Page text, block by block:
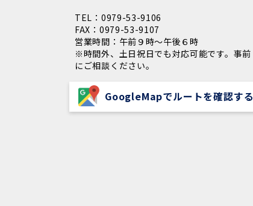
TEL：0979-53-9106
FAX：0979-53-9107
営業時間：午前９時～午後６時
※時間外、土日祝日でも対応可能です。事前
にご相談ください。
GoogleMapでルートを確認する